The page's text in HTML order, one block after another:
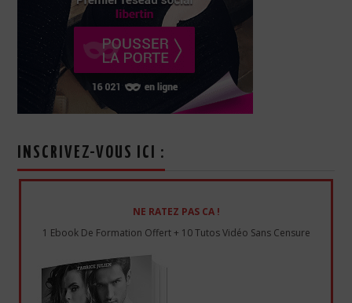
INSCRIVEZ-VOUS ICI :
NE RATEZ PAS CA !
1 Ebook De Formation Offert + 10 Tutos Vidéo Sans Censure